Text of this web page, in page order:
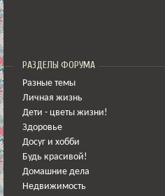
РАЗДЕЛЫ ФОРУМА
Разные темы
Личная жизнь
Дети - цветы жизни!
Здоровье
Досуг и хобби
Будь красивой!
Домашние дела
Недвижимость